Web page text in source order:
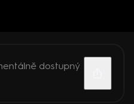
dostupný